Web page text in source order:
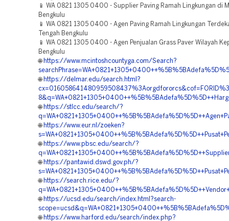
📱 WA 0821 1305 0400 - Supplier Paving Ramah Lingkungan di
Bengkulu
📱 WA 0821 1305 0400 - Agen Paving Ramah Lingkungan
Tengah Bengkulu
📱 WA 0821 1305 0400 - Agen Penjualan Grass Paver Wilayah
Bengkulu
🌐 https://www.mcintoshcountyga.com/Search?
🌐 https://delmar.edu/search.html?
🌐 https://stlcc.edu/search/?
🌐 https://www.eur.nl/zoeken?
🌐 https://www.pbsc.edu/search/?
🌐 https://pantawid.dswd.gov.ph/?
🌐 https://search.rice.edu/?
🌐 https://ucsd.edu/search/index.html?search-
🌐 https://www.harford.edu/search/index.php?